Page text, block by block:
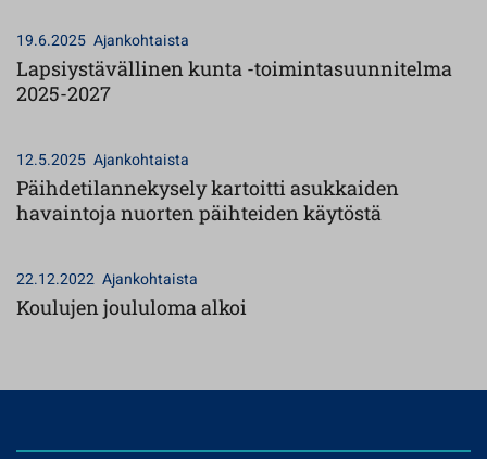
19.6.2025 Ajankohtaista
Lapsiystävällinen kunta -toimintasuunnitelma
2025-2027
12.5.2025 Ajankohtaista
Päihdetilannekysely kartoitti asukkaiden
havaintoja nuorten päihteiden käytöstä
22.12.2022 Ajankohtaista
Koulujen joululoma alkoi